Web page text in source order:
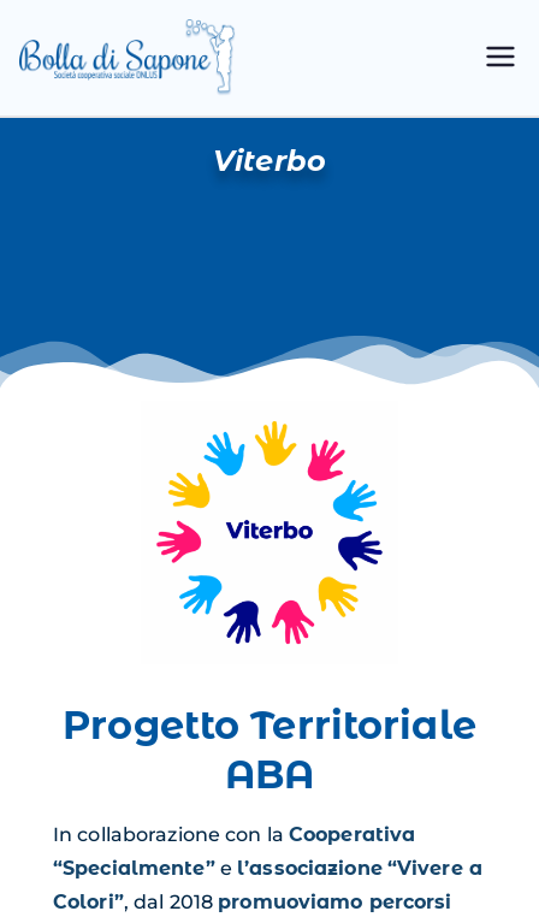
Sapone
Viterbo
Progetto Territoriale
ABA
In collaborazione con la Cooperativa
“Specialmente”e l’associazione “Vivere a
Colori”, dal 2018 promuoviamo percorsi